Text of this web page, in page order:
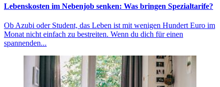
Lebenskosten im Nebenjob senken: Was bringen Spezialtarife?
Ob Azubi oder Student, das Leben ist mit wenigen Hundert Euro im
Monat nicht einfach zu bestreiten. Wenn du dich für einen
spannenden...